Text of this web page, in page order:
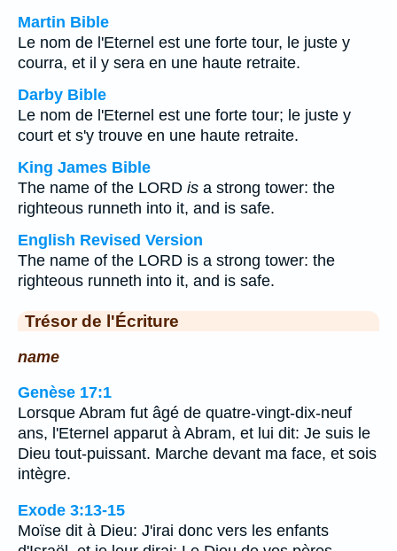
Martin Bible
Le nom de l'Eternel est une forte tour, le juste y
courra, et il y sera en une haute retraite.
Darby Bible
Le nom de l'Eternel est une forte tour; le juste y
court et s'y trouve en une haute retraite.
King James Bible
The name of the LORD is a strong tower: the
righteous runneth into it, and is safe.
English Revised Version
The name of the LORD is a strong tower: the
righteous runneth into it, and is safe.
Trésor de l'Écriture
name
Genèse 17:1
Lorsque Abram fut âgé de quatre-vingt-dix-neuf
ans, l'Eternel apparut à Abram, et lui dit: Je suis le
Dieu tout-puissant. Marche devant ma face, et sois
intègre.
Exode 3:13-15
Moïse dit à Dieu: J'irai donc vers les enfants